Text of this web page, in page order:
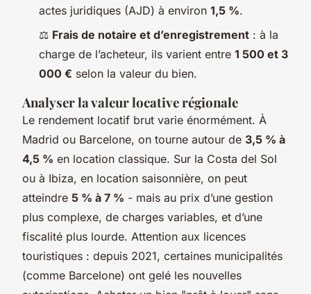
actes juridiques (AJD) à environ 1,5 %.
⚖️ Frais de notaire et d’enregistrement : à la
charge de l’acheteur, ils varient entre 1 500 et 3
000 € selon la valeur du bien.
Analyser la valeur locative régionale
Le rendement locatif brut varie énormément. À
Madrid ou Barcelone, on tourne autour de 3,5 % à
4,5 % en location classique. Sur la Costa del Sol
ou à Ibiza, en location saisonnière, on peut
atteindre 5 % à 7 % - mais au prix d’une gestion
plus complexe, de charges variables, et d’une
fiscalité plus lourde. Attention aux licences
touristiques : depuis 2021, certaines municipalités
(comme Barcelone) ont gelé les nouvelles